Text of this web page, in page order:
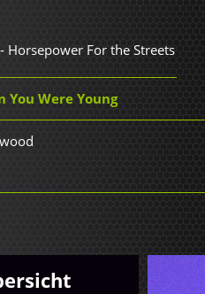
Horsepower For the Streets
You Were Young